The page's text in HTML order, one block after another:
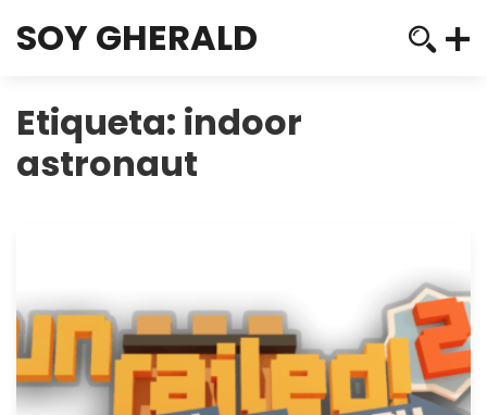
SOY GHERALD
Etiqueta: indoor
astronaut